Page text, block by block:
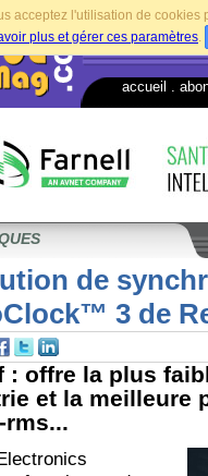
acceptez l'utilisation de
plus et gérer ces paramètres.
accueil
de
3 de
: offre la plus
et la meilleure
rms...